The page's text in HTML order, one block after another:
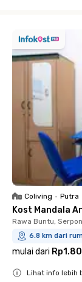
Coliving • Putra
Kost Mandala
Rawa Buntu,
6.8 km dari
mulai dari
Lihat info lebih